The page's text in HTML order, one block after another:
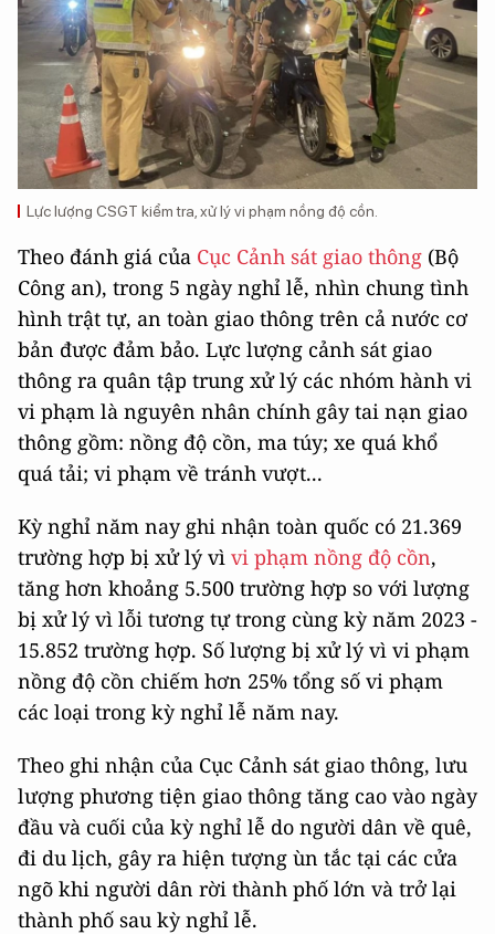
Lực lượng CSGT kiểm tra, xử lý vi phạm nồng độ cồn.
Theo đánh giá của Cục Cảnh sát giao thông (Bộ
Công an), trong 5 ngày nghỉ lễ, nhìn chung tình
hình trật tự, an toàn giao thông trên cả nước cơ
bản được đảm bảo. Lực lượng cảnh sát giao
thông ra quân tập trung xử lý các nhóm hành vi
vi phạm là nguyên nhân chính gây tai nạn giao
thông gồm: nồng độ cồn, ma túy; xe quá khổ
quá tải; vi phạm về tránh vượt...
Kỳ nghỉ năm nay ghi nhận toàn quốc có 21.369
trường hợp bị xử lý vì vi phạm nồng độ cồn,
tăng hơn khoảng 5.500 trường hợp so với lượng
bị xử lý vì lỗi tương tự trong cùng kỳ năm 2023 -
15.852 trường hợp. Số lượng bị xử lý vì vi phạm
nồng độ cồn chiếm hơn 25% tổng số vi phạm
các loại trong kỳ nghỉ lễ năm nay.
Theo ghi nhận của Cục Cảnh sát giao thông, lưu
lượng phương tiện giao thông tăng cao vào ngày
đầu và cuối của kỳ nghỉ lễ do người dân về quê,
đi du lịch, gây ra hiện tượng ùn tắc tại các cửa
ngõ khi người dân rời thành phố lớn và trở lại
thành phố sau kỳ nghỉ lễ.